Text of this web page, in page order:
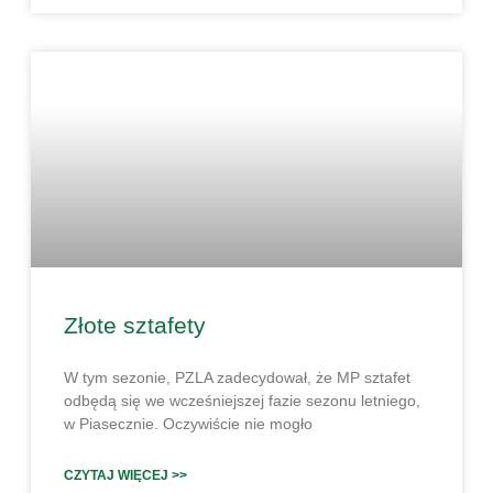
Złote sztafety
W tym sezonie, PZLA zadecydował, że MP sztafet
odbędą się we wcześniejszej fazie sezonu letniego,
w Piasecznie. Oczywiście nie mogło
CZYTAJ WIĘCEJ >>